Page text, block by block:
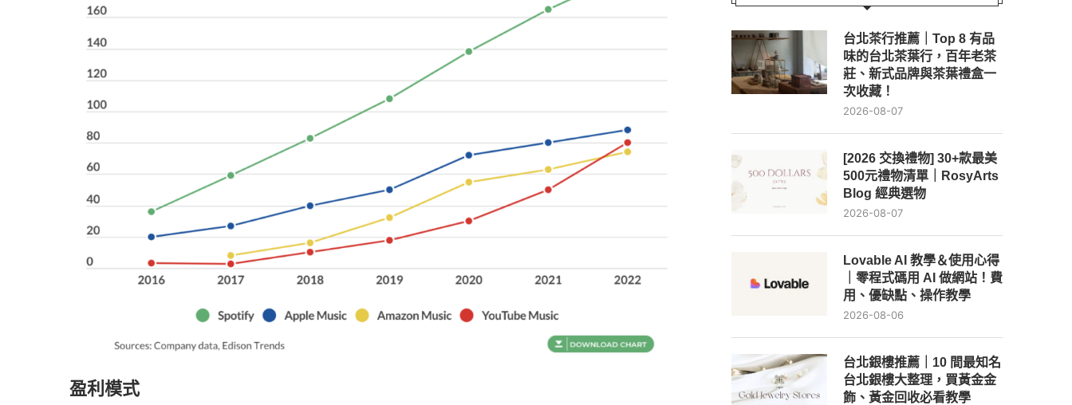
盈利模式
台北茶行推薦｜Top 8 有品
味的台北茶葉行，百年老茶
莊、新式品牌與茶葉禮盒一
次收藏！
2026-08-07
[2026 交換禮物] 30+款最美
500元禮物清單｜RosyArts
Blog 經典選物
2026-08-07
Lovable AI 教學＆使用心得
｜零程式碼用 AI 做網站！費
用、優缺點、操作教學
2026-08-06
台北銀樓推薦｜10 間最知名
台北銀樓大整理，買黃金金
飾、黃金回收必看教學